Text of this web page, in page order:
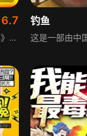
6.7
《猫和老鼠-小狗的故事》围绕家猫汤姆展开，汤姆有着强烈的欲望，总想抓住与它同居一室却难以抓住的老鼠杰瑞，它不断努力驱赶这位讨厌的房客，却总是遭遇失败。实际上它在追逐中得到的乐趣远远超过捉住老鼠，即便偶尔捉住杰瑞，也不知该如何处置。故事里还会出现小狗等角色，共同上演充满趣味的日常闹剧。
钓鱼